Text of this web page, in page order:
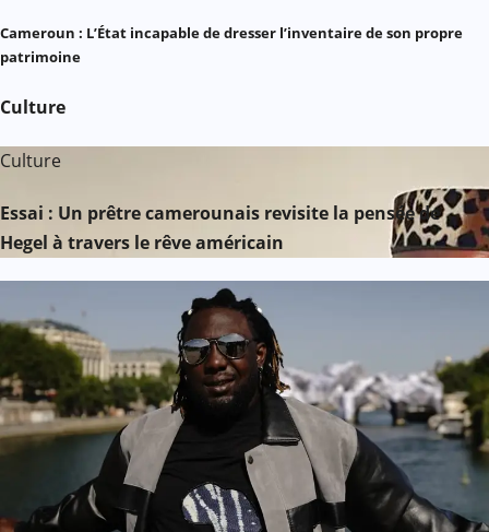
Cameroun : L’État incapable de dresser l’inventaire de son propre
patrimoine
Culture
Culture
Essai : Un prêtre camerounais revisite la pensée de
Hegel à travers le rêve américain